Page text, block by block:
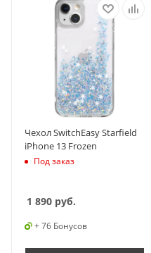
Чехол SwitchEasy Starfield
iPhone 13 Frozen
Под заказ
1 890 руб.
+ 76 Бонусов